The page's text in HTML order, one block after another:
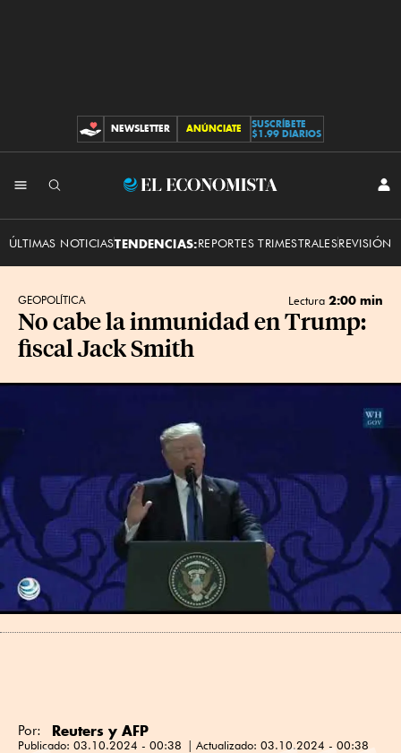
CONTRIBUCIONES
NEWSLETTER ANÚNCIATE
SUSCRÍBETE
$1.99 DIARIOS
El
ÚLTIMAS NOTICIASTENDENCIAS:REPORTES TRIMESTRALESREVISIÓN
GEOPOLÍTICA Lectura 2:00 min
No cabe la inmunidad en Trump:
fiscal Jack Smith
Por: Reuters y AFP
Publicado: 03.10.2024 - 00:38 Actualizado: 03.10.2024 - 00:38